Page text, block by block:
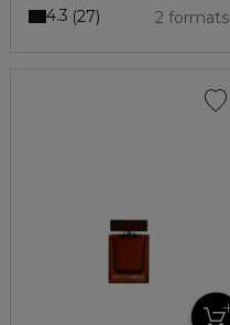
2 formats
4.3 27